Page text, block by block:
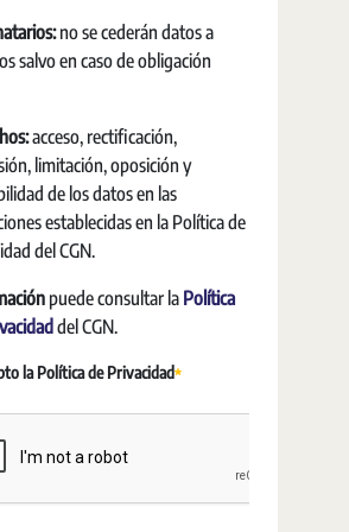
no se cederán datos a
salvo en caso de obligación
acceso, rectificación,
limitación, oposición y
de los datos en las
establecidas en la Política de
del CGN.
puede consultar la Política
del CGN.
la Política de Privacidad
Obligatori